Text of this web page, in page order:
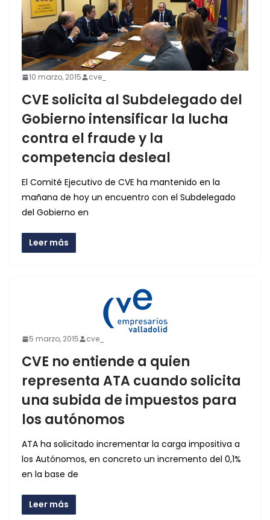
10 marzo, 2015 cve_
CVE solicita al Subdelegado del
Gobierno intensificar la lucha
contra el fraude y la
competencia desleal
El Comité Ejecutivo de CVE ha mantenido en la
mañana de hoy un encuentro con el Subdelegado
del Gobierno en
Leer más
5 marzo, 2015 cve_
CVE no entiende a quien
representa ATA cuando solicita
una subida de impuestos para
los autónomos
ATA ha solicitado incrementar la carga impositiva a
los Autónomos, en concreto un incremento del 0,1%
en la base de
Leer más